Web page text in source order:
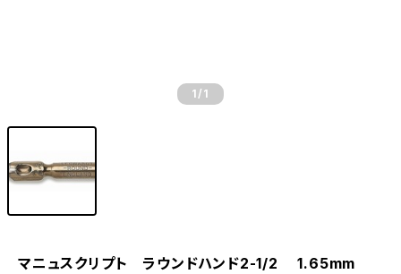
1 /1
マニュスクリプト ラウンドハンド2-1/2 1.65mm